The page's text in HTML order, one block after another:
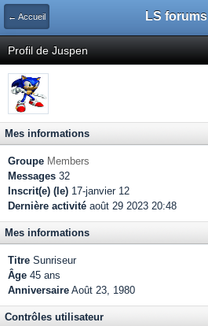
← Accueil LS forums
Profil de Juspen
Mes informations
Groupe Members
Messages 32
Inscrit(e) (le) 17-janvier 12
Dernière activité août 29 2023 20:48
Mes informations
Titre Sunriseur
Âge 45 ans
Anniversaire Août 23, 1980
Contrôles utilisateur